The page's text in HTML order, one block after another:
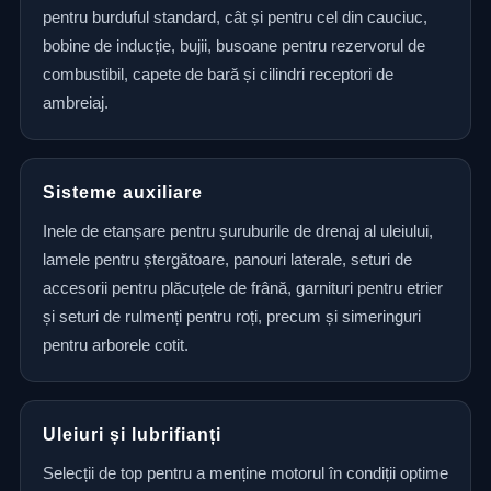
pentru burduful standard, cât și pentru cel din cauciuc,
bobine de inducție, bujii, busoane pentru rezervorul de
combustibil, capete de bară și cilindri receptori de
ambreiaj.
Sisteme auxiliare
Inele de etanșare pentru șuruburile de drenaj al uleiului,
lamele pentru ștergătoare, panouri laterale, seturi de
accesorii pentru plăcuțele de frână, garnituri pentru etrier
și seturi de rulmenți pentru roți, precum și simeringuri
pentru arborele cotit.
Uleiuri și lubrifianți
Selecții de top pentru a menține motorul în condiții optime